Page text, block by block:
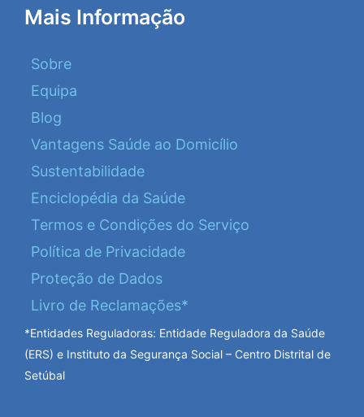
Mais Informação
Sobre
Equipa
Blog
Vantagens Saúde ao Domicílio
Sustentabilidade
Enciclopédia da Saúde
Termos e Condições do Serviço
Política de Privacidade
Proteção de Dados
Livro de Reclamações*
*Entidades Reguladoras: Entidade Reguladora da Saúde
(ERS) e Instituto da Segurança Social – Centro Distrital de
Setúbal